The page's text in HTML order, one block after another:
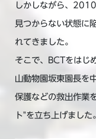
しかしながら、
見つからない状態に
れてきました。
そこで、BCTをはじ
山動物園坂東園長を
保護などの救出作業
ト"を立ち上げました